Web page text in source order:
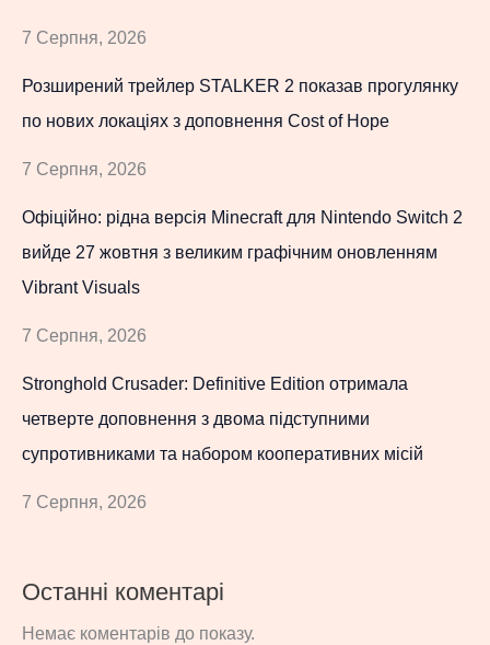
7 Серпня, 2026
Розширений трейлер STALKER 2 показав прогулянку
по нових локаціях з доповнення Cost of Hope
7 Серпня, 2026
Офіційно: рідна версія Minecraft для Nintendo Switch 2
вийде 27 жовтня з великим графічним оновленням
Vibrant Visuals
7 Серпня, 2026
Stronghold Crusader: Definitive Edition отримала
четверте доповнення з двома підступними
супротивниками та набором кооперативних місій
7 Серпня, 2026
Останні коментарі
Немає коментарів до показу.